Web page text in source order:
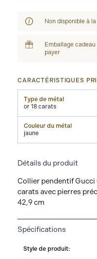
Non disponible à
Emballage
payer
CARACTÉRISTIQUES
Type de métal
or 18 carats
Couleur du métal
jaune
Détails du produit
Collier pendentif Gucci
carats avec pierres
42,9 cm
Spécifications
Style de produit: